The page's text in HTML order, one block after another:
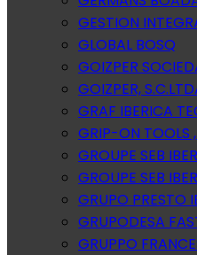
GESTION
GLOBAL BOSQ
GOIZPER
GOIZPER,
GRAF IBERICA
GRIP-ON TOOLS
GROUPE SEB
GROUPE SEB
GRUPO PRESTO
GRUPODESA
GRUPPO